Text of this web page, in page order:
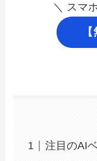
＼ スマ
注目のAI